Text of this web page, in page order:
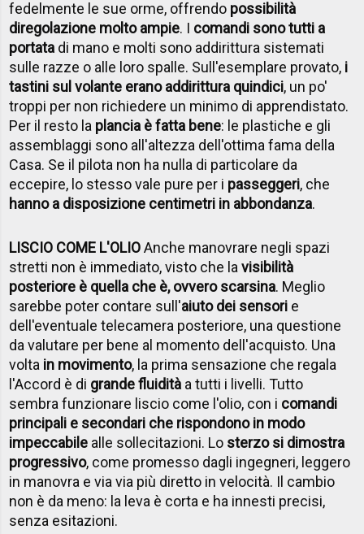
fedelmente le sue orme, offrendo possibilità
diregolazione molto ampie. I comandi sono tutti a
portata di mano e molti sono addirittura sistemati
sulle razze o alle loro spalle. Sull'esemplare provato, i
tastini sul volante erano addirittura quindici, un po'
troppi per non richiedere un minimo di apprendistato.
Per il resto la plancia è fatta bene: le plastiche e gli
assemblaggi sono all'altezza dell'ottima fama della
Casa. Se il pilota non ha nulla di particolare da
eccepire, lo stesso vale pure per i passeggeri, che
hanno a disposizione centimetri in abbondanza.
LISCIO COME L'OLIOAnche manovrare negli spazi
stretti non è immediato, visto che lavisibilità
posteriore è quella che è, ovvero scarsina. Meglio
sarebbe poter contare sull'aiuto dei sensori e
dell'eventuale telecamera posteriore, una questione
da valutare per bene al momento dell'acquisto. Una
volta in movimento, la prima sensazione che regala
l'Accord è di grande fluidità a tutti i livelli. Tutto
sembra funzionare liscio come l'olio, con i comandi
principali e secondari che rispondono in modo
impeccabile alle sollecitazioni. Lo sterzo si dimostra
progressivo, come promesso dagli ingegneri, leggero
in manovra e via via più diretto in velocità. Il cambio
non è da meno: la leva è corta e ha innesti precisi,
senza esitazioni.